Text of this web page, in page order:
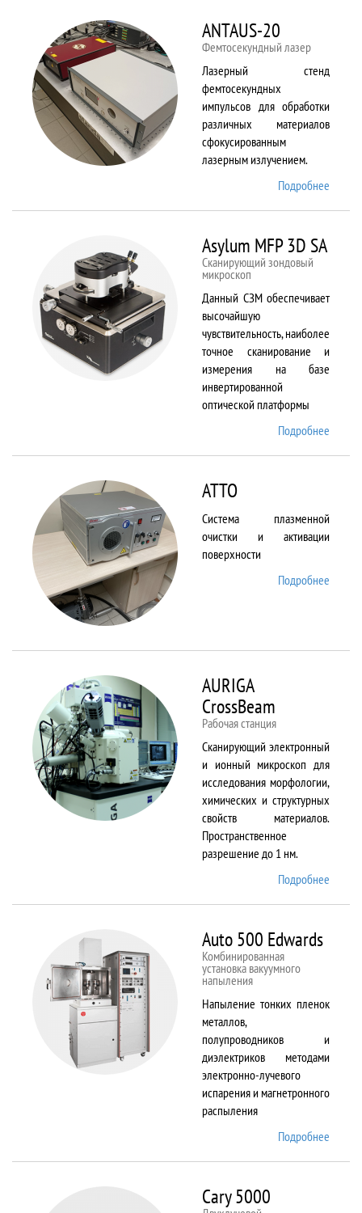
ANTAUS-20
Фемтосекундный лазер
Лазерный стенд
фемтосекундных
импульсов для обработки
различных материалов
сфокусированным
лазерным излучением.
Подробнее
Asylum MFP 3D SA
Сканирующий зондовый
микроскоп
Данный СЗМ обеспечивает
высочайшую
чувствительность, наиболее
точное сканирование и
измерения на базе
инвертированной
оптической платформы
Подробнее
ATTO
Система плазменной
очистки и активации
поверхности
Подробнее
AURIGA
CrossBeam
Рабочая станция
Сканирующий электронный
и ионный микроскоп для
исследования морфологии,
химических и структурных
свойств материалов.
Пространственное
разрешение до 1 нм.
Подробнее
Auto 500 Edwards
Комбинированная
установка вакуумного
напыления
Напыление тонких пленок
металлов,
полупроводников и
диэлектриков методами
электронно-лучевого
испарения и магнетронного
распыления
Подробнее
Cary 5000